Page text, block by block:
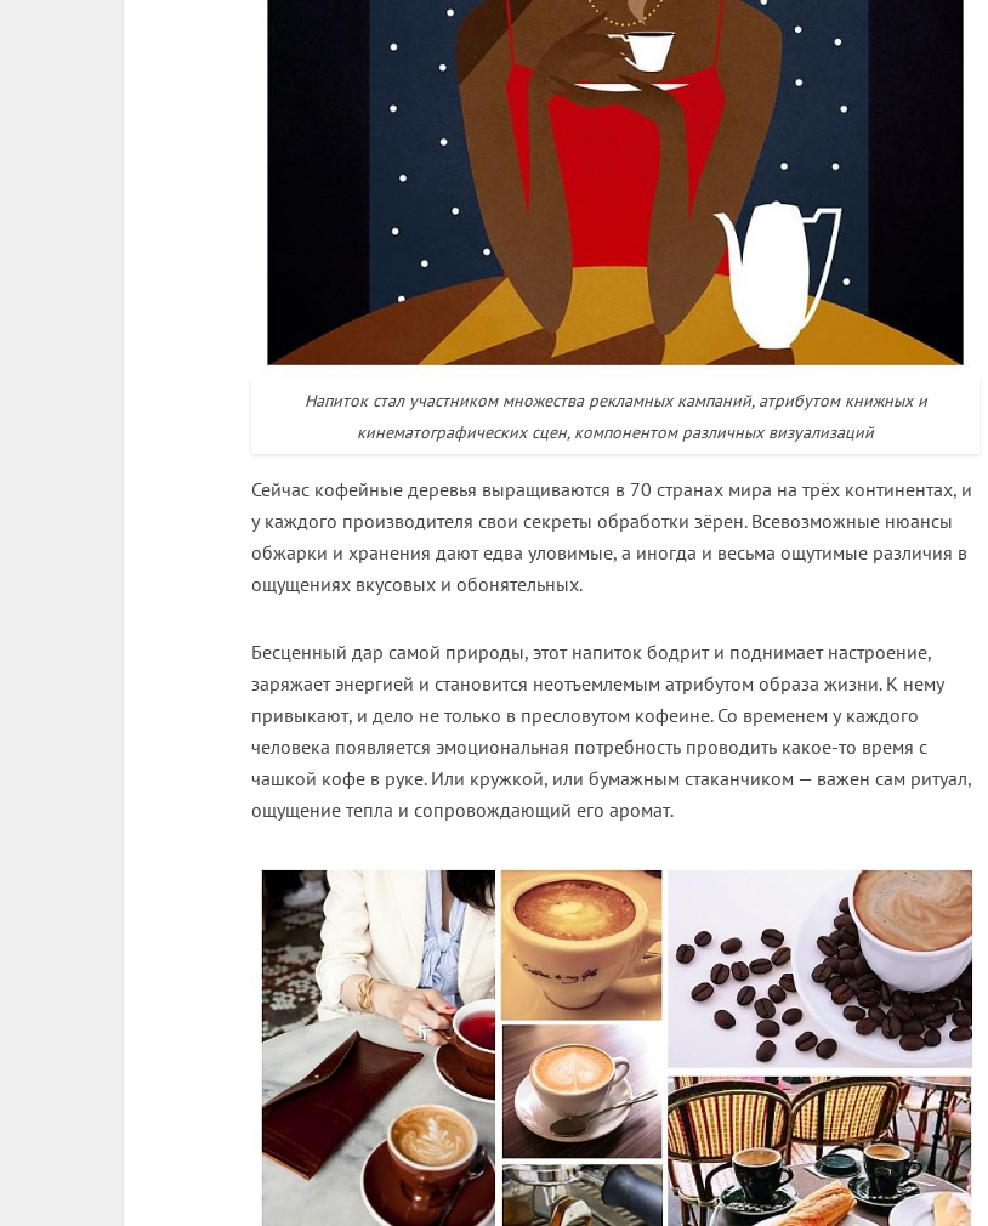
Напиток стал участником множества рекламных кампаний, атрибутом книжных и
кинематографических сцен, компонентом различных визуализаций
Сейчас кофейные деревья выращиваются в 70 странах мира на трёх континентах, и
у каждого производителя свои секреты обработки зёрен. Всевозможные нюансы
обжарки и хранения дают едва уловимые, а иногда и весьма ощутимые различия в
ощущениях вкусовых и обонятельных.
Бесценный дар самой природы, этот напиток бодрит и поднимает настроение,
заряжает энергией и становится неотъемлемым атрибутом образа жизни. К нему
привыкают, и дело не только в пресловутом кофеине. Со временем у каждого
человека появляется эмоциональная потребность проводить какое-то время с
чашкой кофе в руке. Или кружкой, или бумажным стаканчиком — важен сам ритуал,
ощущение тепла и сопровождающий его аромат.